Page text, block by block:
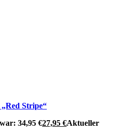
Stripe“
34,95 €27,95 €Aktueller